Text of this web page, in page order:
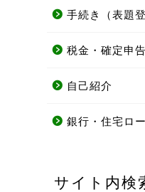
手続き（表題登
税金・確定申告
自己紹介
銀行・住宅ロ
サイト内検